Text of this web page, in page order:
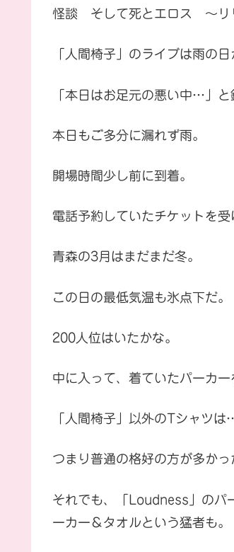
怪談 そして死とエロス ～リ
「人間椅子」のライブは雨の日
「本日はお足元の悪い中…」
本日もご多分に漏れず雨。
開場時間少し前に到着。
電話予約していたチケットを受
青森の3月はまだまだ冬。
この日の最低気温も氷点下だ。
200人位はいたかな。
中に入って、着ていたパーカー
「人間椅子」以外のTシャツ
つまり普通の格好の方が多かっ
それでも、「Loudness」のパ
ーカー＆タオルという猛者も。